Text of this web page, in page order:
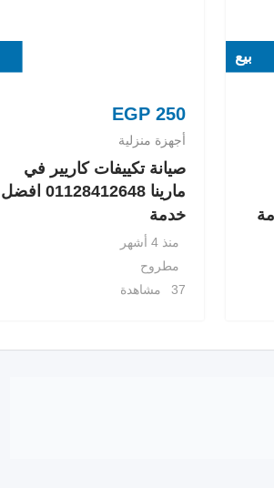
بيع
EGP250
أجهزة منزلية
صيانة تكييفات كاريير في
مارينا 01128412648 افضل
خدمة
منذ 4 أشهر
مطروح
37 مشاهدة